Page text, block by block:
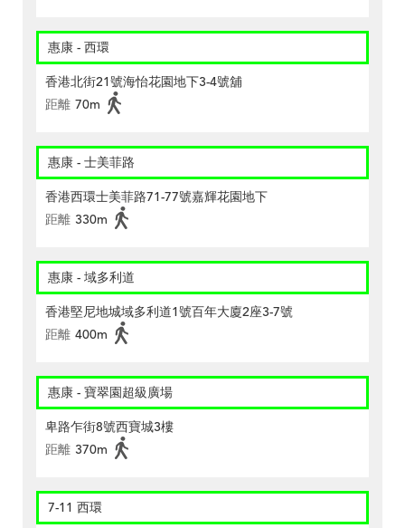
惠康 - 西環
香港北街21號海怡花園地下3-4號舖
距離 70m
惠康 - 士美菲路
香港西環士美菲路71-77號嘉輝花園地下
距離 330m
惠康 - 域多利道
香港堅尼地城域多利道1號百年大廈2座3-7號
距離 400m
惠康 - 寶翠園超級廣場
卑路乍街8號西寶城3樓
距離 370m
7-11 西環